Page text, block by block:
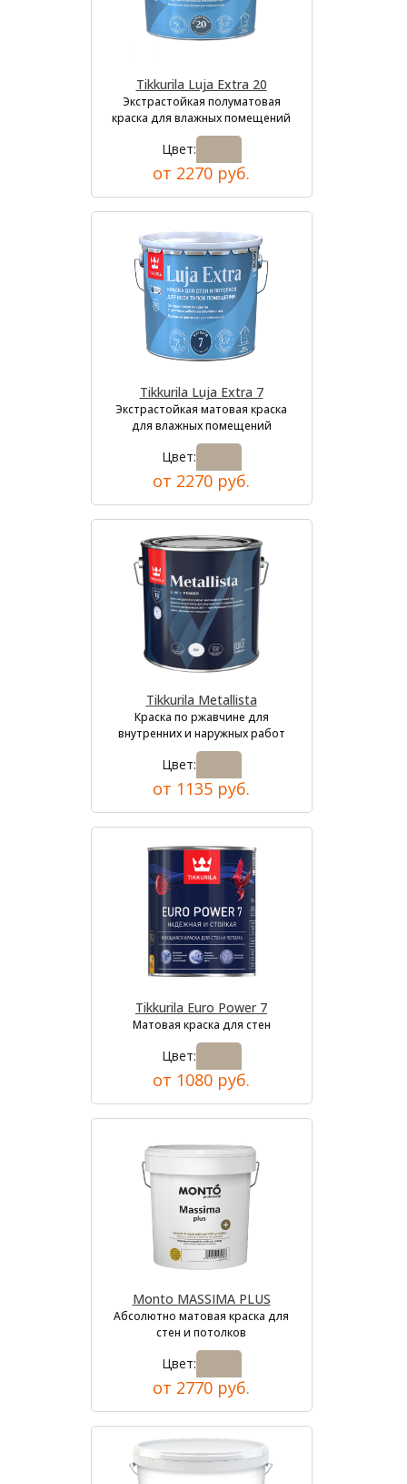
Tikkurila Luja Extra 20
Экстрастойкая полуматовая
краска для влажных помещений
Цвет:
от 2270 руб.
Tikkurila Luja Extra 7
Экстрастойкая матовая краска
для влажных помещений
Цвет:
от 2270 руб.
Tikkurila Metallista
Краска по ржавчине для
внутренних и наружных работ
Цвет:
от 1135 руб.
Tikkurila Euro Power 7
Матовая краска для стен
Цвет:
от 1080 руб.
Monto MASSIMA PLUS
Абсолютно матовая краска для
стен и потолков
Цвет:
от 2770 руб.